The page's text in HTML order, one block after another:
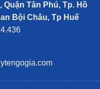
Quận Tân Phú, Tp. Hồ
Bội Châu, Tp Huế